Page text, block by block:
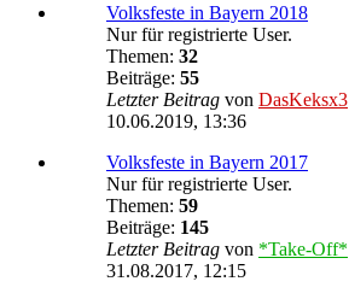
Volksfeste in Bayern 2018
Nur für registrierte User.
Themen: 32
Beiträge: 55
Letzter Beitrag von DasKeksx3
10.06.2019, 13:36
Volksfeste in Bayern 2017
Nur für registrierte User.
Themen: 59
Beiträge: 145
Letzter Beitrag von *Take-Off*
31.08.2017, 12:15